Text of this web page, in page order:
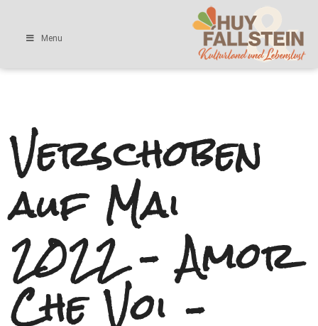
Menu
Verschoben
auf Mai
2022 – Amor
Che Voi –